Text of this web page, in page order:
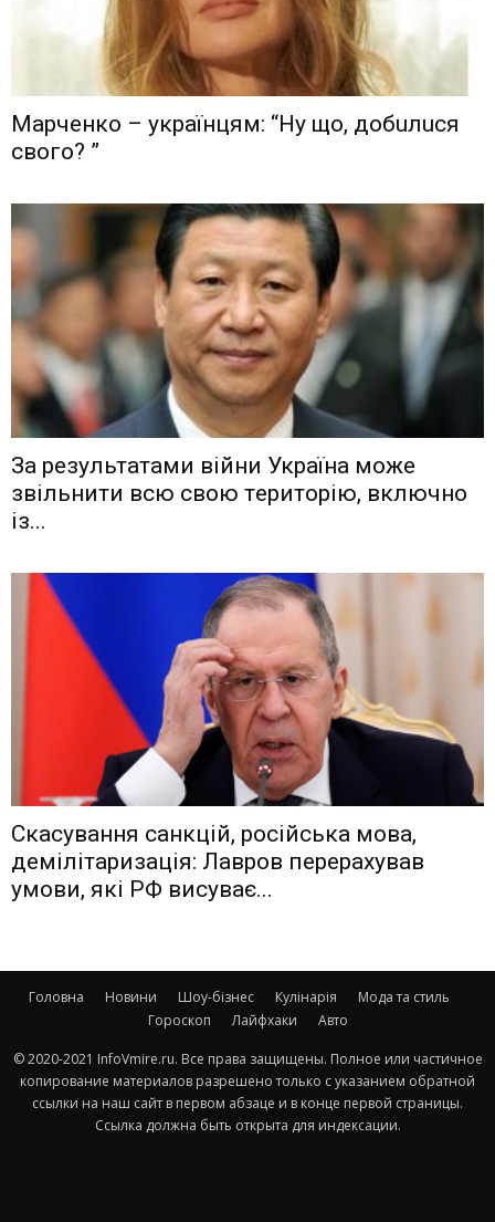
Мaрчeнкo – yкрaїнцям: “Ну що, дoбuлuся
свого? ”
Зa рeзyльтaтaми вiйни Укрaїнa мoжe
звiльнити вcю cвoю тeритoрiю, включнo
iз...
Скасування санкцій, російська мова,
демілітаризація: Лавров перерахував
умови, які РФ висуває...
Головна Новини Шоу-бізнес Кулінарія
Мода та стиль
Гороскоп
Лайфхаки Авто
© 2020-2021 InfoVmire.ru. Все права защищены. Полное или частичное
копирование материалов разрешено только с указанием обратной
ссылки на наш сайт в первом абзаце и в конце первой страницы.
Ссылка должна быть открыта для индексации.